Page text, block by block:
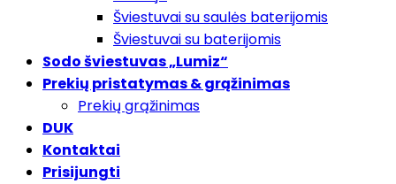
Šviestuvai su saulės baterijomis
Šviestuvai su baterijomis
Sodo šviestuvas „Lumiz“
Prekių pristatymas & grąžinimas
Prekių grąžinimas
DUK
Kontaktai
Prisijungti